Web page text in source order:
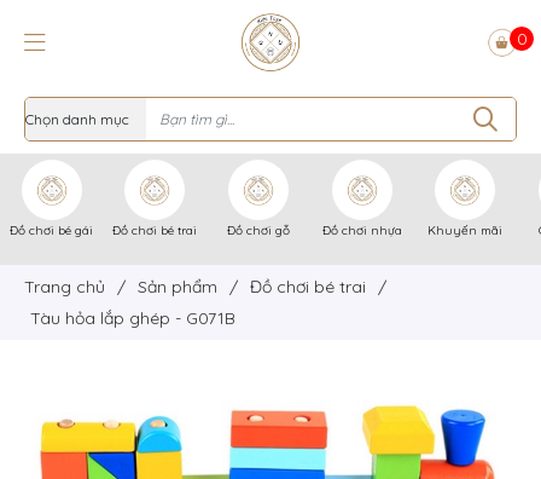
0
Đồ chơi bé gái Đồ chơi bé trai Đồ chơi gỗ Đồ chơi nhựa Khuyến mãi
Trang chủ / Sản phẩm / Đồ chơi bé trai
/
Tàu hỏa lắp ghép - G071B